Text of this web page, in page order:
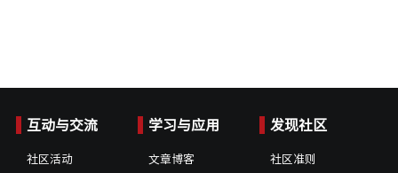
互动与交流
社区活动
学习与应用
文章博客
发现社区
社区准则